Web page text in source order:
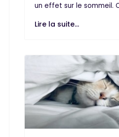
un effet sur le sommeil.
Lire la suite...